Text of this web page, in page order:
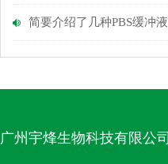
广州宇烽生物科技有限公司